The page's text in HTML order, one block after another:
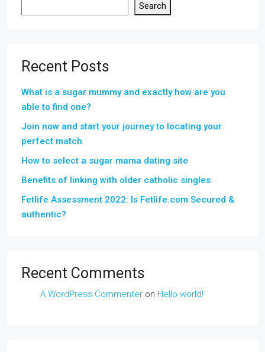
Search
Recent Posts
What is a sugar mummy and exactly how are you
able to find one?
Join now and start your journey to locating your
perfect match
How to select a sugar mama dating site
Benefits of linking with older catholic singles
Fetlife Assessment 2022: Is Fetlife.com Secured &
authentic?
Recent Comments
A WordPress Commenter on Hello world!